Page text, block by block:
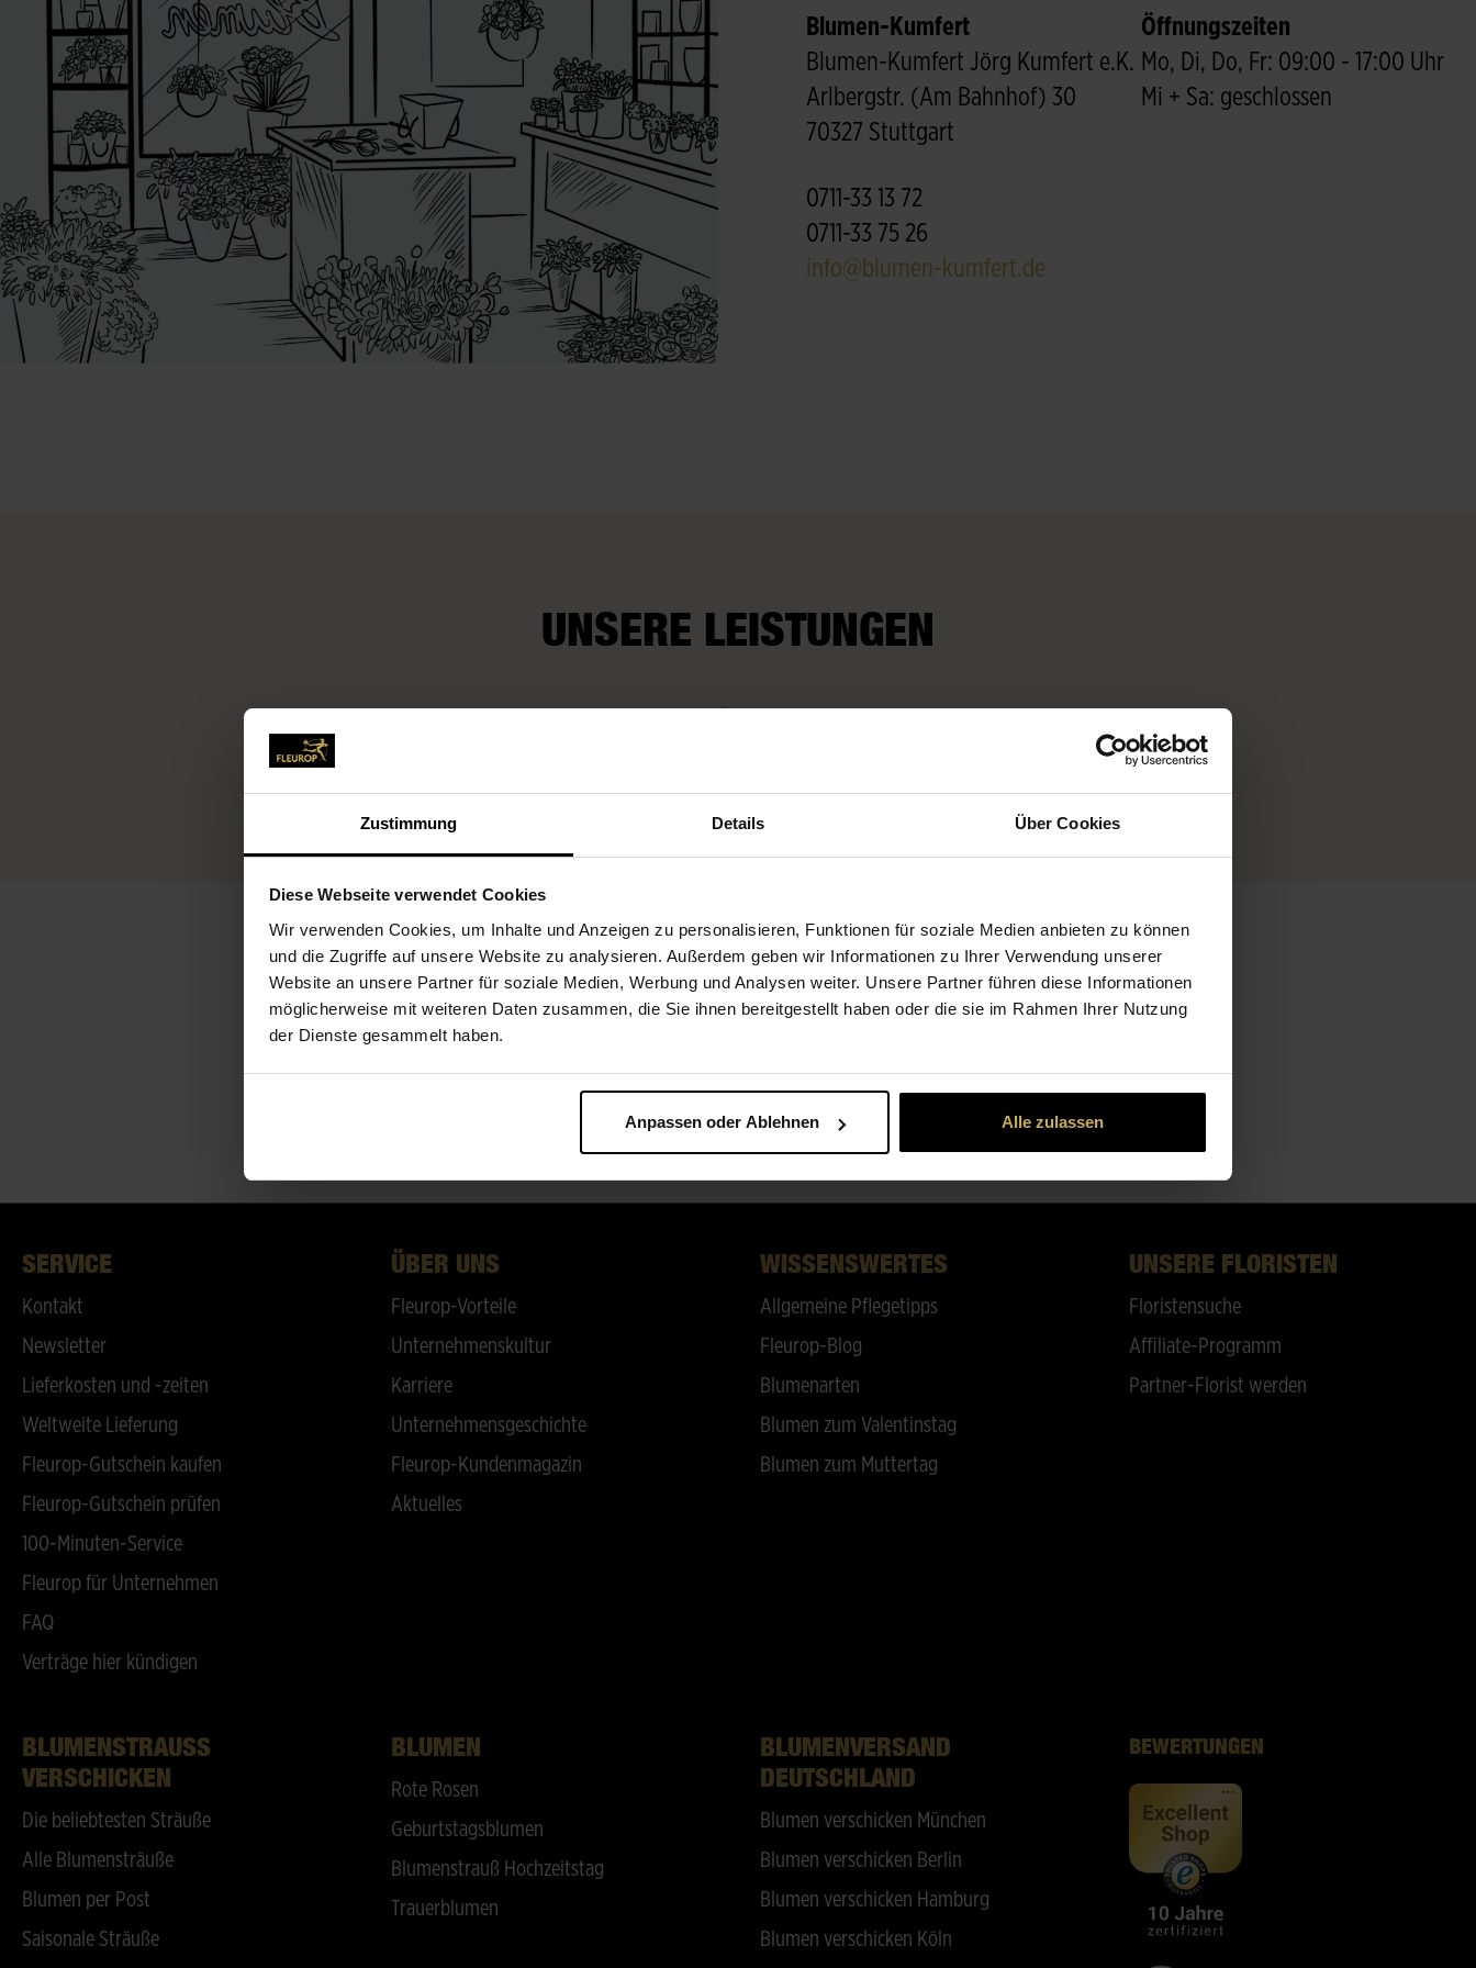
Zustimmung Details Über Cookies
Diese Webseite verwendet Cookies
Wir verwenden Cookies, um Inhalte und Anzeigen zu personalisieren, Funktionen für soziale Medien anbieten zu können
und die Zugriffe auf unsere Website zu analysieren. Außerdem geben wir Informationen zu Ihrer Verwendung unserer
Website an unsere Partner für soziale Medien, Werbung und Analysen weiter. Unsere Partner führen diese Informationen
möglicherweise mit weiteren Daten zusammen, die Sie ihnen bereitgestellt haben oder die sie im Rahmen Ihrer Nutzung
der Dienste gesammelt haben.
Anpassen oder Ablehnen Alle zulassen
Blumen-Kumfert
Blumen-Kumfert Jörg Kumfert e.K.
Arlbergstr. (Am Bahnhof) 30
70327 Stuttgart
0711-33 13 72
0711-33 75 26
info@blumen-kumfert.de
Öffnungszeiten
Mo, Di, Do, Fr: 09:00 - 17:00 Uhr
Mi + Sa: geschlossen
UNSERE LEISTUNGEN
ÜBER UNS
SERVICE
Kontakt
Newsletter
Lieferkosten und -zeiten
Weltweite Lieferung
Fleurop-Gutschein kaufen
Fleurop-Gutschein prüfen
100-Minuten-Service
Fleurop für Unternehmen
FAQ
Verträge hier kündigen
ÜBER UNS
Fleurop-Vorteile
Unternehmenskultur
Karriere
Unternehmensgeschichte
Fleurop-Kundenmagazin
Aktuelles
WISSENSWERTES
Allgemeine Pflegetipps
Fleurop-Blog
Blumenarten
Blumen zum Valentinstag
Blumen zum Muttertag
UNSERE FLORISTEN
Floristensuche
Affiliate-Programm
Partner-Florist werden
BLUMENSTRAUSS V
ERSCHICKEN
Die beliebtesten Sträuße
Alle Blumensträuße
Blumen per Post
Saisonale Sträuße
BLUMEN
Rote Rosen
Geburtstagsblumen
Blumenstrauß Hochzeitstag
Trauerblumen
BLUMENVERSAND
DEUTSCHLAND
Blumen verschicken München
Blumen verschicken Berlin
Blumen verschicken Hamburg
Blumen verschicken Köln
BEWERTUNGEN